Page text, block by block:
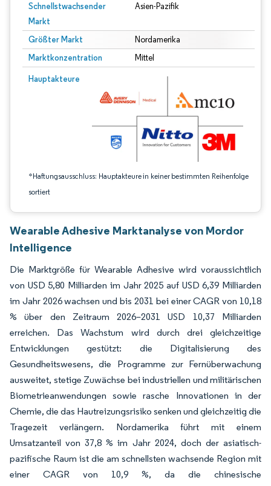
Schnellstwachsender
Markt
Asien-Pazifik
Größter Markt Nordamerika
Marktkonzentration Mittel
Hauptakteure
*Haftungsausschluss: Hauptakteure in keiner bestimmten Reihenfolge
sortiert
Bild © Mordor Intelligence. Wiederverwendung erfordert Namensnennung
Wearable Adhesive Marktanalyse von Mordor
Intelligence
Die Marktgröße für Wearable Adhesive wird voraussichtlich
von USD 5,80 Milliarden im Jahr 2025 auf USD 6,39 Milliarden
im Jahr 2026 wachsen und bis 2031 bei einer CAGR von 10,18
% über den Zeitraum 2026–2031 USD 10,37 Milliarden
erreichen. Das Wachstum wird durch drei gleichzeitige
Entwicklungen gestützt: die Digitalisierung des
Gesundheitswesens, die Programme zur Fernüberwachung
ausweitet, stetige Zuwächse bei industriellen und militärischen
Biometrieanwendungen sowie rasche Innovationen in der
Chemie, die das Hautreizungsrisiko senken und gleichzeitig die
Tragezeit verlängern. Nordamerika führt mit einem
Umsatzanteil von 37,8 % im Jahr 2024, doch der asiatisch-
pazifische Raum ist die am schnellsten wachsende Region mit
einer CAGR von 10,9 %, da die chinesische